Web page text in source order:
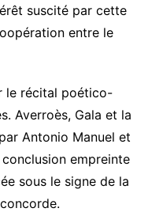
suscité par cette
entre le
le récital poético-
Averroès, Gala et la
Antonio Manuel et
empreinte
sous le signe de la